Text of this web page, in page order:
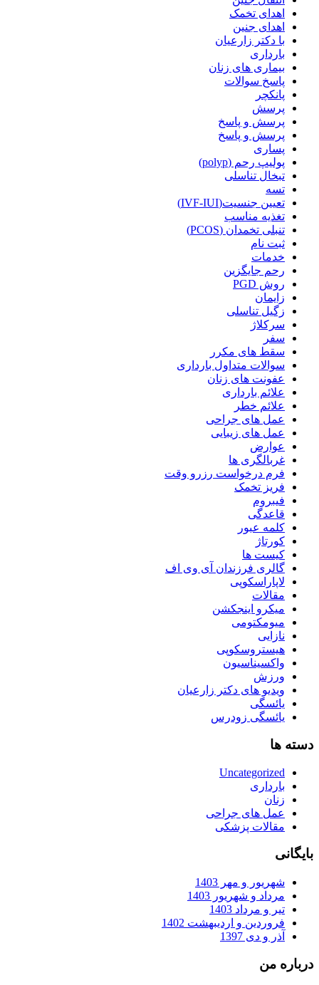
اهدای تخمک
اهدای جنین
با دکتر زارعیان
بارداری
بیماری های زنان
پاسخ سوالات
پانکچر
پرسش
پرسش و پاسخ
پرسش و پاسخ
پساری
پولیپ رحم (polyp)
تبخال تناسلی
تسه
تعیین جنسیت(IVF-IUI)
تغذیه مناسب
تنبلی تخمدان (PCOS)
ثبت نام
خدمات
رحم جایگزین
روش PGD
زایمان
زگیل تناسلی
سرکلاژ
سفر
سقط های مکرر
سوالات متداول بارداری
عفونت های زنان
علائم بارداری
علائم خطر
عمل های جراحی
عمل های زیبایی
عوارض
غربالگری ها
فرم درخواست رزرو وقت
فریز تخمک
فیبروم
قاعدگی
کلمه عبور
کورتاژ
کیست ها
گالری فرزندان آی وی اف
لاپاراسکوپی
مقالات
میکرو اینجکشن
میومکتومی
نازایی
هیستروسکوپی
واکسیناسیون
ورزش
ویدیو های دکتر زارعیان
یائسگی
یائسگی زودرس
دسته ها
Uncategorized
بارداری
زنان
عمل های جراحی
مقالات پزشکی
بایگانی
شهریور و مهر 1403
مرداد و شهریور 1403
تیر و مرداد 1403
فروردین و اردیبهشت 1402
آذر و دی 1397
درباره من